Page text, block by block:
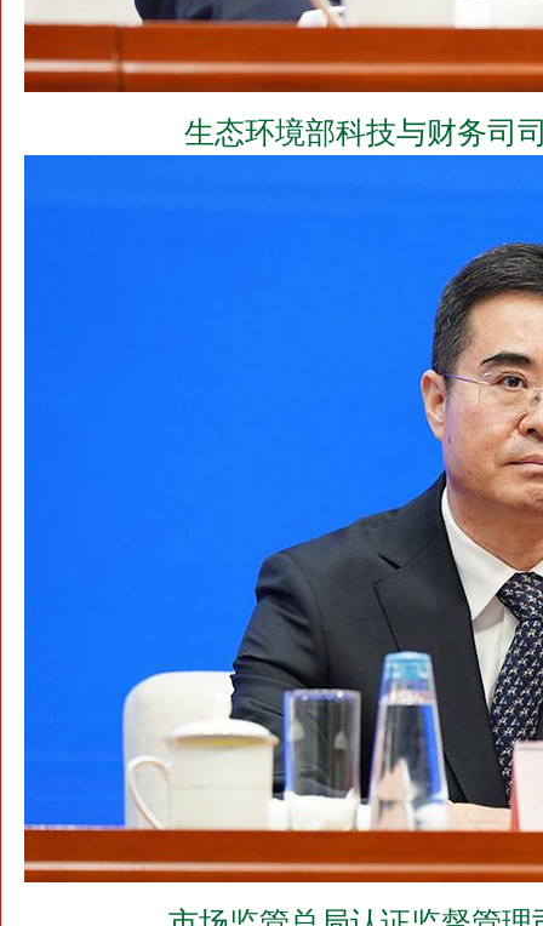
生态环境部科技与财务司